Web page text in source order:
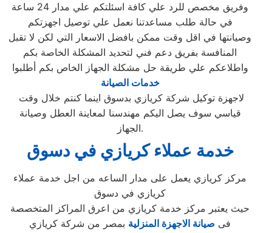
وفريق مخصص للرد علي كافة اسئلتكم علي مدار 24 ساعة
في حالة طلب مساعدتنا نعمل علي توصيل اجهزتكم
وصيانتها في اقل وقت ممكن بافضل الاسعار التي لكن لا تقبل
المنافسة بفريق دعم فني لتحديد المشكلة الخاصة بكم
واطلاعكم علي طريقة حل مشكلة الجهاز الخاص بكم أطلبوا
خدمات الصيانة
قياسي سوف يصل اليكم مهندسنا لمعاينة العطل وصيانة
الجهاز.
خدمة عملاء كريازي في دسوق
مركز كريازي يعمل على مدار الساعه من اجل خدمة عملاء
كريازي في دسوق
حيث يعتبر مركز خدمة كريازي من اعرق المراكز المتخصصة
فى صيانة الاجهزة المنزلية بمصر من شركة كريازي